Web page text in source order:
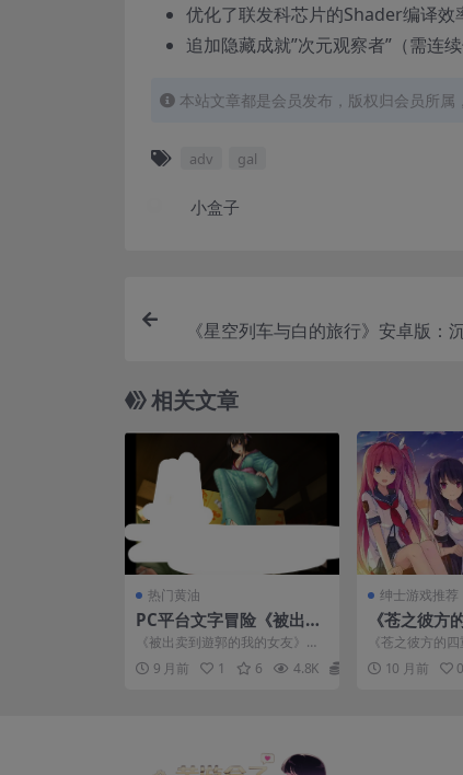
优化了联发科芯片的Shader编译效
追加隐藏成就”次元观察者”（需连
本站文章都是会员发布，版权归会员所属
adv gal
小盒子
《星空列车与白的旅行》安卓版：
相关文章
热门黄油
PC平台文字冒险《被出卖
到遊郭的我的女友》中文
版 – 附全CG存档（1.35
G）
《被出卖到遊郭的我的女友》中
文版是一款情感体验深刻的文字
冒险游戏，1.35G完整...
9 月前 1 6 4.8K
绅士游戏推荐
《苍之彼方
人FD《交予
PC版深度评
属剧情与配
《苍之彼方的
《交予世界的答
队精心制作的官
10 月前 0